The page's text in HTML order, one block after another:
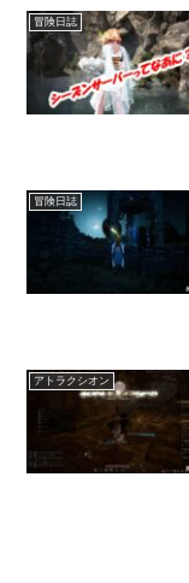
冒険日誌
冒険日誌
アトラクシオン